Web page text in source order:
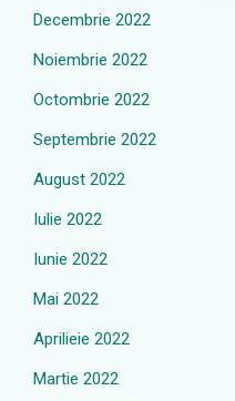
Decembrie 2022
Noiembrie 2022
Octombrie 2022
Septembrie 2022
August 2022
Iulie 2022
Iunie 2022
Mai 2022
Aprilieie 2022
Martie 2022